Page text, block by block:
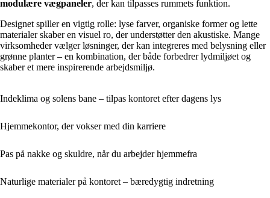
modulære vægpaneler, der kan tilpasses rummets funktion.
Designet spiller en vigtig rolle: lyse farver, organiske former og lette
materialer skaber en visuel ro, der understøtter den akustiske. Mange
virksomheder vælger løsninger, der kan integreres med belysning eller
grønne planter – en kombination, der både forbedrer lydmiljøet og
skaber et mere inspirerende arbejdsmiljø.
Indeklima og solens bane – tilpas kontoret efter dagens lys
Hjemmekontor, der vokser med din karriere
Pas på nakke og skuldre, når du arbejder hjemmefra
Naturlige materialer på kontoret – bæredygtig indretning